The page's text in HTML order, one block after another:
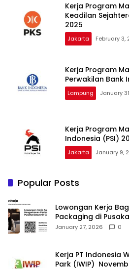
Kerja Program
Keadilan
2025
Jakarta February 3,
Kerja Program
Perwakilan Bank
Lampung January
Kerja Program
Indonesia (PSI)
Jakarta January 9,
Popular Posts
Lowongan Kerja
Packaging di
January 27, 2026 0
Kerja PT Indonesia
Park (IWIP)